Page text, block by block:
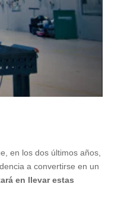
en los dos últimos años,
a convertirse en un
en llevar estas